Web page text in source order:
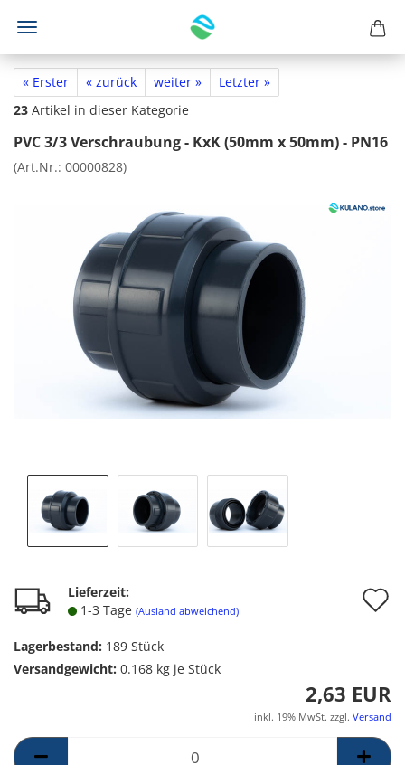
« Erster « zurück weiter »
Letzter »
23 Artikel in dieser Kategorie
PVC 3/3 Verschraubung - KxK (50mm x 50mm) - PN16
(Art.Nr.: 00000828)
Lieferzeit:
1-3 Tage (Ausland abweichend)
Lagerbestand: 189 Stück
Versandgewicht: 0.168 kg je Stück
2,63 EUR
inkl. 19% MwSt. zzgl. Versand